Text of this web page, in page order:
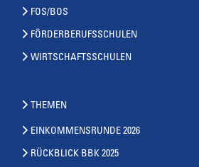
FOS/BOS
FÖRDERBERUFSSCHULEN
WIRTSCHAFTSSCHULEN
THEMEN
EINKOMMENSRUNDE 2026
RÜCKBLICK BBK 2025